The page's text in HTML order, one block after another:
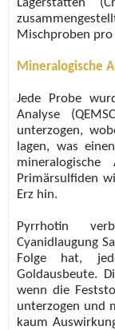
Lagerstätten
Mischproben pro
Mineralogische
Jede Probe
Analyse
unterzogen,
lagen, was
Primärsulfiden
Erz hin.
Pyrrhotin
Cyanidlaugung
Folge hat,
Goldausbeute.
wenn die
unterzogen und
kaum